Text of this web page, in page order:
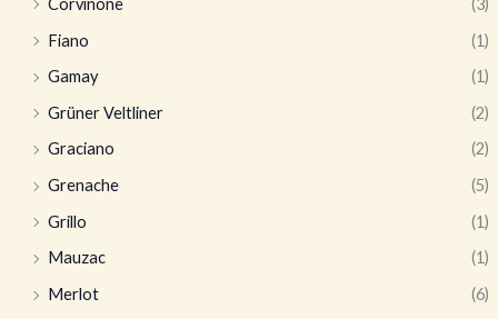
Fiano
(1)
Gamay
(1)
Grüner Veltliner
(2)
Graciano
(2)
Grenache
(5)
Grillo
(1)
Mauzac
(1)
Merlot
(6)